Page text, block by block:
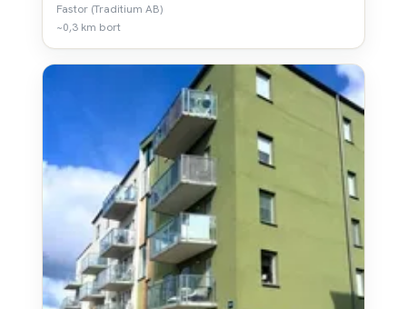
Fastor (Traditium AB)
~0,3 km bort